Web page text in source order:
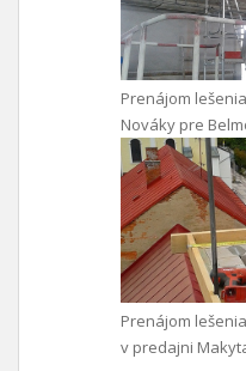
Prenájom
Nováky pre
Prenájom
v predajni